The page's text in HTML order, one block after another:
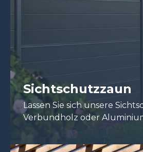
Sichtschutzzaun
Lassen Sie sich unsere
Verbundholz oder
Dekoroptionen anzeigen!